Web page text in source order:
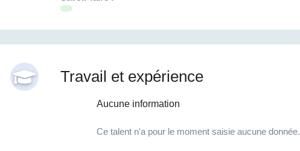
Travail et expérience
Aucune information
Ce talent n'a pour le moment saisie aucune donnée.